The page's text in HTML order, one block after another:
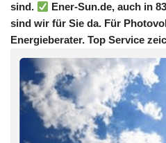
sind.
Ener-Sun.de, auch in
sind wir für Sie da. Für
Energieberater. Top Service